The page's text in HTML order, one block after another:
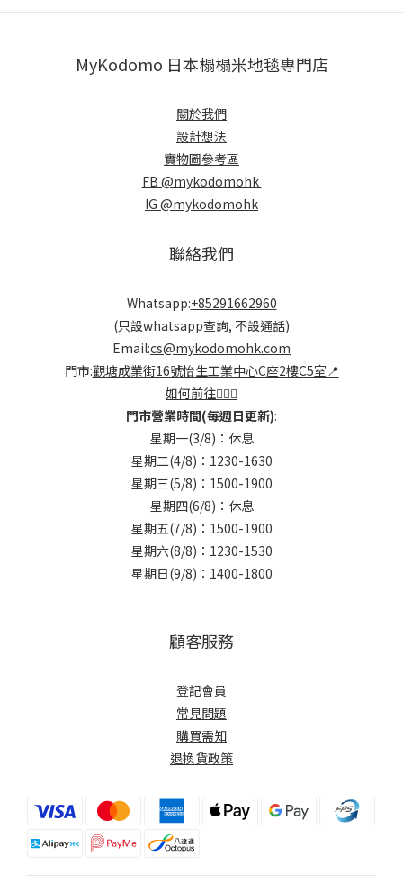
MyKodomo 日本榻榻米地毯專門店
關於我們
設計想法
實物圖參考區
FB @mykodomohk
IG @mykodomohk
聯絡我們
Whatsapp:+85291662960
(只設whatsapp查詢, 不設通話)
Email:cs@mykodomohk.com
門市:觀塘成業街16號怡生工業中心C座2樓C5室📍
如何前往🏃🏻‍♂️
門市營業時間(每週日更新):
星期一(3/8)：休息
星期二(4/8)：1230-1630
星期三(5/8)：1500-1900
星期四(6/8)：休息
星期五(7/8)：1500-1900
星期六(8/8)：1230-1530
星期日(9/8)：1400-1800
顧客服務
登記會員
常見問題
購買需知
退換貨政策